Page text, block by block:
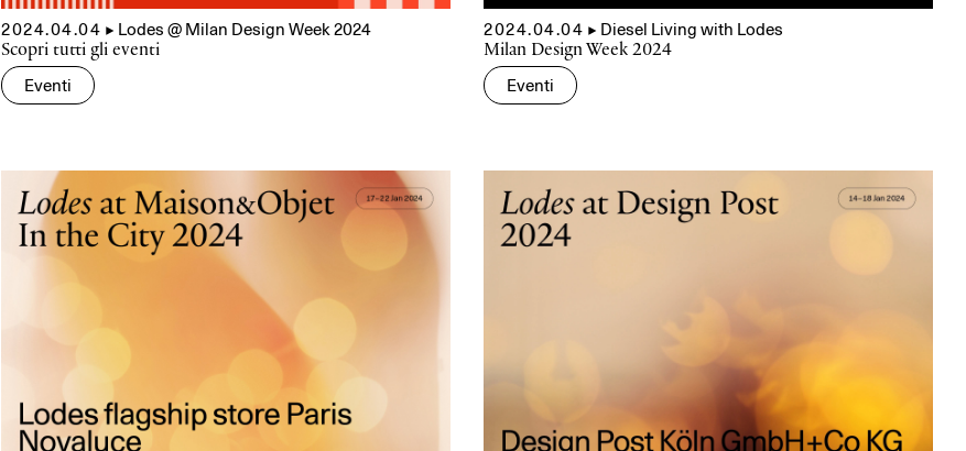
2024.04.04 ▲ Lodes @ Milan Design Week 2024
Scopri tutti gli eventi
Eventi
2024.04.04 ▲ Diesel Living with Lodes
Milan Design Week 2024
Eventi